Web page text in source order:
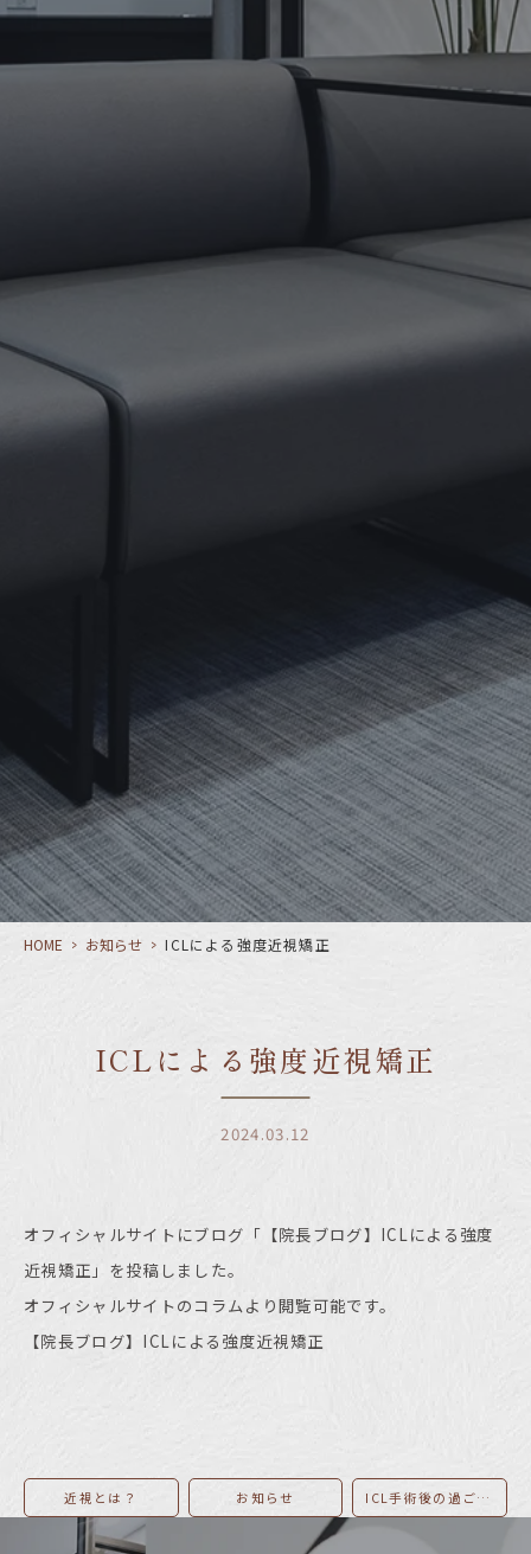
HOME > お知らせ > ICLによる強度近視矯正
ICLによる強度近視矯正
2024.03.12
オフィシャルサイトにブログ「【院長ブログ】ICLによる強度
近視矯正」を投稿しました。
オフィシャルサイトのコラムより閲覧可能です。
【院長ブログ】ICLによる強度近視矯正
近視とは？ お知らせ ICL手術後の過ごし方